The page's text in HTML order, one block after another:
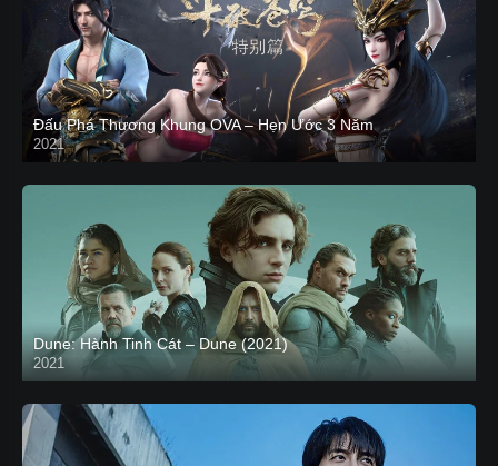
Đấu Phá Thương Khung OVA – Hẹn Ước 3 Năm
2021
Dune: Hành Tinh Cát – Dune (2021)
2021
HD VIETSUB